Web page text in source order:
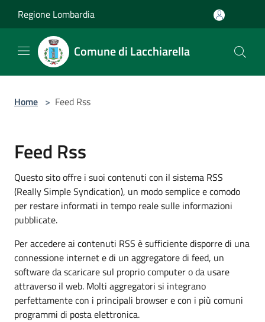
Regione Lombardia
Comune di Lacchiarella
Home > Feed Rss
Feed Rss
Questo sito offre i suoi contenuti con il sistema RSS
(Really Simple Syndication), un modo semplice e comodo
per restare informati in tempo reale sulle informazioni
pubblicate.
Per accedere ai contenuti RSS è sufficiente disporre di una
connessione internet e di un aggregatore di feed, un
software da scaricare sul proprio computer o da usare
attraverso il web. Molti aggregatori si integrano
perfettamente con i principali browser e con i più comuni
programmi di posta elettronica.